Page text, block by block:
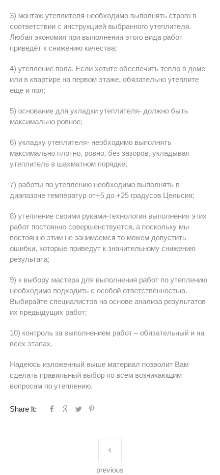
3) монтаж утеплителя-необходимо выполнять строго в
соответствии с инструкцией выбранного утеплителя.
Любая экономия при выполнении этого вида работ
приведёт к снижению качества;
4) утепление пола. Если хотите обеспечить тепло в доме
или в квартире на первом этаже, обязательно утеплите
еще и пол;
5) основание для укладки утеплителя- должно быть
максимально ровное;
6) укладку утеплителя- необходимо выполнять
максимально плотно, ровно, без зазоров, укладывая
утеплитель в шахматном порядке;
7) работы по утеплению необходимо выполнять в
диапазоне температур от+5 до +25 градусов Цельсия;
8) утепление своими руками-технология выполнения этих
работ постоянно совершенствуется, а поскольку мы
постоянно этим не занимаемся то можем допустить
ошибки, которые приведут к значительному снижению
результата;
9) к выбору мастера для выполнения работ по утеплению
необходимо подходить с особой ответственностью.
Выбирайте специалистов на основе анализа результатов
их предыдущих работ;
10) контроль за выполнением работ – обязательный и на
всех этапах.
Надеюсь изложенный выше материал позволит Вам
сделать правильный выбор по всем возникающим
вопросам по утеплению.
Share It:
previous